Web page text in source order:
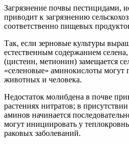
Загрязнение почвы пестицидами,
приводит к загрязнению
соответственно пищевых
Так, если зерновые культуры
естественным содержанием
(цистеин, метионин) замещается
«селеновые» аминокислоты могут
животных и человека.
Недостаток молибдена в почве
растениях нитратов; в
аминов начинается
могут инициировать у
раковых заболеваний.